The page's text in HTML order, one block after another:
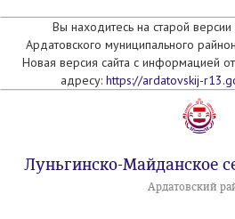
Вы находитесь на старой
Ардатовского муниципального
Новая версия сайта с информацией
адресу: https://ardatovskij-
Луньгинско-Майданское
Ардатовский